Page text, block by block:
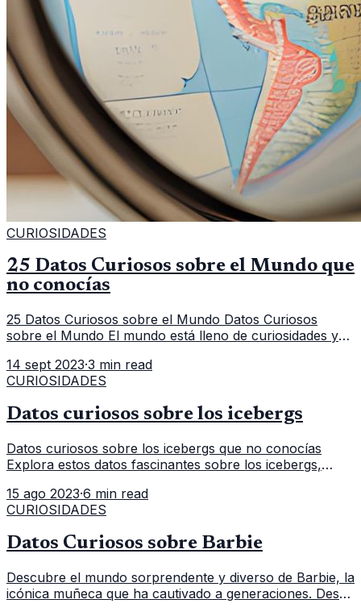
CURIOSIDADES
25 Datos Curiosos sobre el Mundo que
no conocías
25 Datos Curiosos sobre el Mundo Datos Curiosos
sobre el Mundo El mundo está lleno de curiosidades y
continuación, te presentamos 25
14 sept 2023·3 min read
CURIOSIDADES
Datos curiosos sobre los icebergs
Datos curiosos sobre los icebergs que no conocías
Explora estos datos fascinantes sobre los icebergs,
Descubre su belleza y mi
15 ago 2023·6 min read
CURIOSIDADES
Datos Curiosos sobre Barbie
Descubre el mundo sorprendente y diverso de Barbie, la
icónica muñeca que ha cautivado a generaciones. Desde